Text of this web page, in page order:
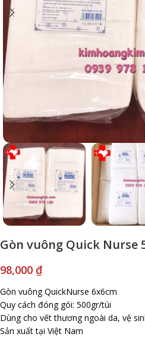
Gòn vuông Quick Nurse
98,000 ₫
Gòn vuông QuickNurse 6x6cm
Quy cách đóng gói: 500gr/túi
Dùng cho vết thương ngoài da, vệ
Sản xuất tại Việt Nam